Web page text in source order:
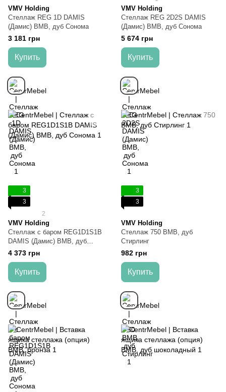
VMV Holding
Стеллаж REG 1D DAMIS
(Дамис) ВМВ, дуб Сонома
3 181 грн
Купить
VMV Holding
Стеллаж REG 2D2S DAMIS
(Дамис) ВМВ, дуб Сонома
5 674 грн
Купить
3
3
2
VMV Holding
Стеллаж с баром REG1D1S1B
DAMIS (Дамис) ВМВ, дуб
Сонома
4 373 грн
Купить
3
3
VMV Holding
Стеллаж 750 ВМВ, дуб
Стирлинг
982 грн
Купить